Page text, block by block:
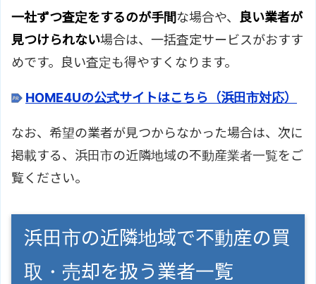
一社ずつ査定をするのが手間な場合や、 良い業者が
見つけられない場合は、一括査定サービスがおすす
めです。良い査定も得やすくなります。
HOME4Uの公式サイトはこちら（浜田市対応）
なお、希望の業者が見つからなかった場合は、次に
掲載する、浜田市の近隣地域の不動産業者一覧をご
覧ください。
浜田市の近隣地域で不動産の買
取・売却を扱う業者一覧